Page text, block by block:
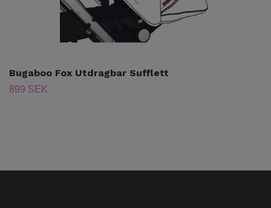
Bugaboo Fox Utdragbar Sufflett
899 SEK